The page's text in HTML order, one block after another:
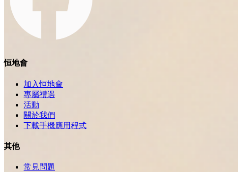
恒地會
加入恒地會
專屬禮遇
活動
關於我們
下載手機應用程式
其他
常見問題